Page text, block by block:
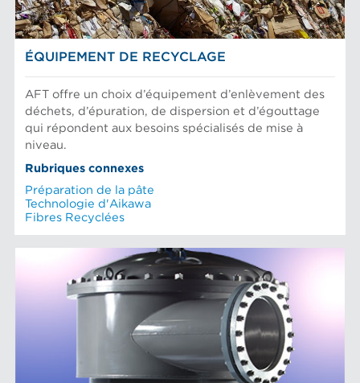
ÉQUIPEMENT DE RECYCLAGE
AFT offre un choix d’équipement d’enlèvement des
déchets, d’épuration, de dispersion et d’égouttage
qui répondent aux besoins spécialisés de mise à
niveau.
Rubriques connexes
Préparation de la pâte
Technologie d'Aikawa
Fibres Recyclées